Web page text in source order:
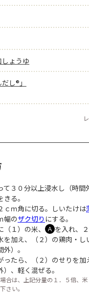
しょうゆ
だし®」
て３０分以上浸水し（時間
る。
ｃｍ角に切る。しいたけは
幅のザク切り にする。
１）の米、 Ａ を入れ、
を加え、（２）の鶏肉・
外）。
ったら、（２）のせりを加
）、軽く混ぜる。
合は、上記分量の１．５倍、
さい。